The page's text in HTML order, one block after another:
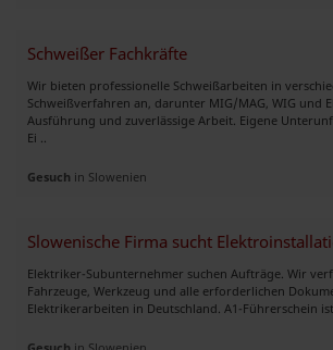
Schweißer Fachkräfte
Wir bieten professionelle Schweißarbeiten in
Schweißverfahren an, darunter MIG/MAG, WIG und
Ausführung und zuverlässige Arbeit. Eigene
Ei ..
Gesuch in Slowenien
Elektriker-Subunternehmer suchen Aufträge. Wir
Fahrzeuge, Werkzeug und alle erforderlichen
Elektrikerarbeiten in Deutschland. A1-Führerschein ist
Gesuch in Slowenien